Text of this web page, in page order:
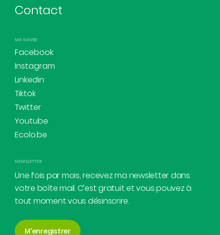
Contact
ME SUIVRE
Facebook
Instagram
Linkedin
Tiktok
Twitter
Youtube
Ecolo.be
NEWSLETTER
Une fois par mois, recevez ma newsletter dans
votre boîte mail. C’est gratuit et vous pouvez à
tout moment vous désinscrire.
M'enregistrer